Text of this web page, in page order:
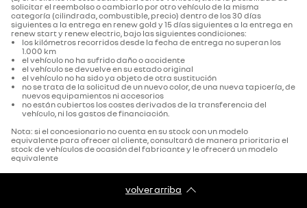
solicitar el reembolso o cambiarlo por otro vehículo de la misma
categoría (cilindrada, combustible, precio) dentro de los 30 días
siguientes a la entrega en renew gold y 15 días siguientes a la entrega en
renew start y renew electric, bajo las siguientes condiciones:
los kilómetros recorridos desde la fecha de entrega no superan los
1.000 km
el vehículo no ha sufrido daño o accidente
el vehículo se devuelve en su estado original
el vehículo no ha sido ya objeto de otra sustitución
no se trata de la solicitud de un nuevo color, de una nueva tapicería, de
nuevos equipamientos ni accesorios
no están cubiertos los costes derivados de la transferencia del
vehículo, ni los gastos de financiación.
Nota: si el concesionario no cuenta en su stock con un modelo
equivalente para ofrecer al cliente, consultará de manera prioritaria el
stock de vehículos de ocasión del fabricante y le ofrecerá un modelo
equivalente
volver arriba